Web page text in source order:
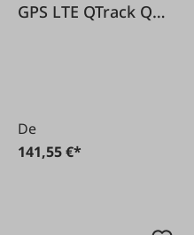
GPS LTE QTrack Q4
De
141,55 €*